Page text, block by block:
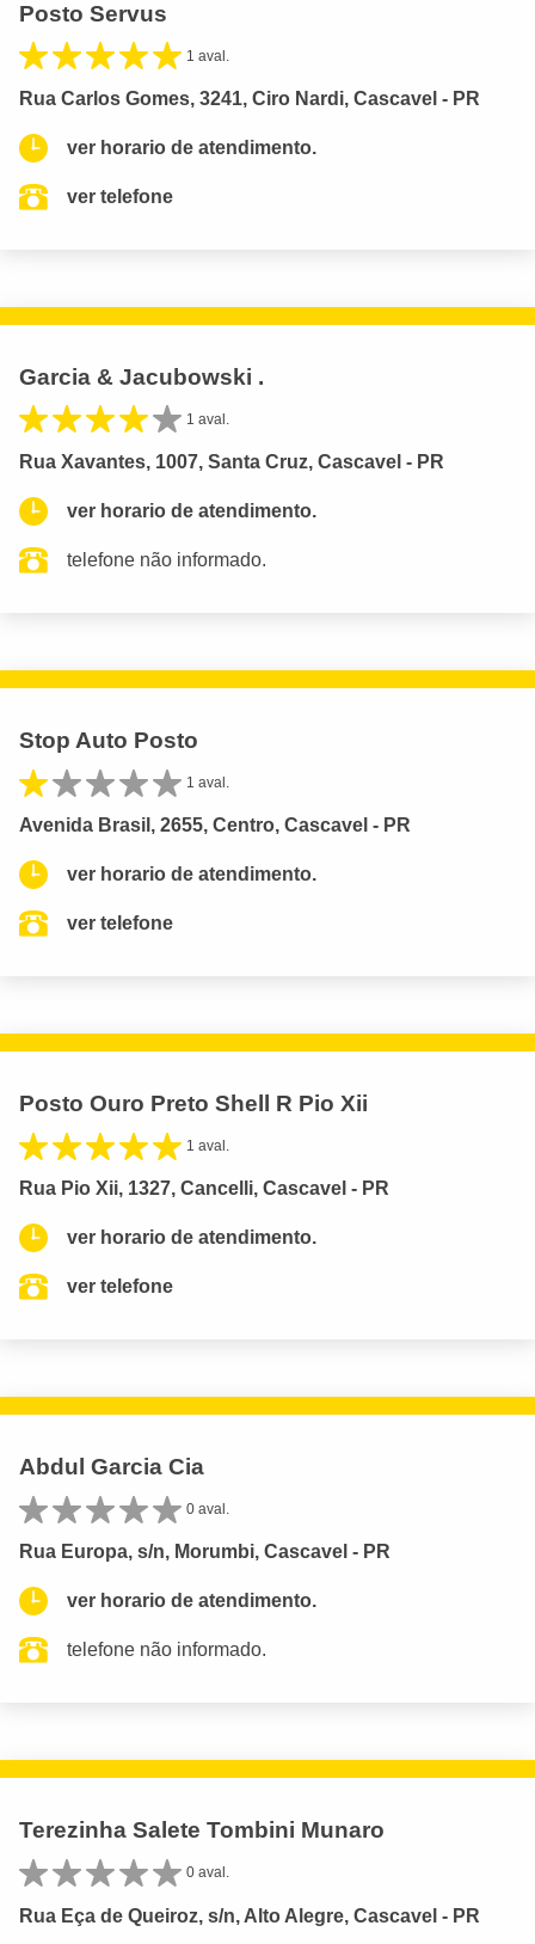
Posto Servus
1 aval.
Rua Carlos Gomes, 3241, Ciro Nardi, Cascavel - PR
ver horario de atendimento.
ver telefone
Garcia & Jacubowski .
1 aval.
Rua Xavantes, 1007, Santa Cruz, Cascavel - PR
ver horario de atendimento.
telefone não informado.
Stop Auto Posto
1 aval.
Avenida Brasil, 2655, Centro, Cascavel - PR
ver horario de atendimento.
ver telefone
Posto Ouro Preto Shell R Pio Xii
1 aval.
Rua Pio Xii, 1327, Cancelli, Cascavel - PR
ver horario de atendimento.
ver telefone
Abdul Garcia Cia
0 aval.
Rua Europa, s/n, Morumbi, Cascavel - PR
ver horario de atendimento.
telefone não informado.
Terezinha Salete Tombini Munaro
0 aval.
Rua Eça de Queiroz, s/n, Alto Alegre, Cascavel - PR